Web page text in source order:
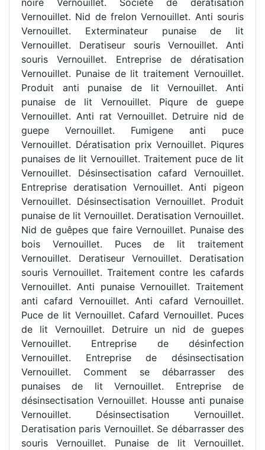
Vernouillet. Nid de frelon Vernouillet. Anti souris
Vernouillet. Exterminateur punaise de lit
Vernouillet. Deratiseur souris Vernouillet. Anti
souris Vernouillet. Entreprise de dératisation
Vernouillet. Punaise de lit traitement Vernouillet.
Produit anti punaise de lit Vernouillet. Anti
punaise de lit Vernouillet. Piqure de guepe
Vernouillet. Anti rat Vernouillet. Detruire nid de
guepe Vernouillet. Fumigene anti puce
Vernouillet. Dératisation prix Vernouillet. Piqures
punaises de lit Vernouillet. Traitement puce de lit
Vernouillet. Désinsectisation cafard Vernouillet.
Entreprise deratisation Vernouillet. Anti pigeon
Vernouillet. Désinsectisation Vernouillet. Produit
punaise de lit Vernouillet. Deratisation Vernouillet.
Nid de guêpes que faire Vernouillet. Punaise des
bois Vernouillet. Puces de lit traitement
Vernouillet. Deratiseur Vernouillet. Deratisation
souris Vernouillet. Traitement contre les cafards
Vernouillet. Anti punaise Vernouillet. Traitement
anti cafard Vernouillet. Anti cafard Vernouillet.
Puce de lit Vernouillet. Cafard Vernouillet. Puces
de lit Vernouillet. Detruire un nid de guepes
Vernouillet. Entreprise de désinfection
Vernouillet. Entreprise de désinsectisation
Vernouillet. Comment se débarrasser des
punaises de lit Vernouillet. Entreprise de
désinsectisation Vernouillet. Housse anti punaise
Vernouillet. Désinsectisation Vernouillet.
Deratisation paris Vernouillet. Se débarrasser des
souris Vernouillet. Punaise de lit Vernouillet.